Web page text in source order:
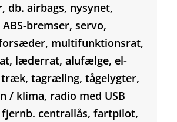
db. airbags, nysynet,
bremser, servo,
multifunktionsrat,
læderrat, alufælge, el-
træk, tagræling, tågelygter,
/ klima, radio med USB
centrallås, fartpilot,